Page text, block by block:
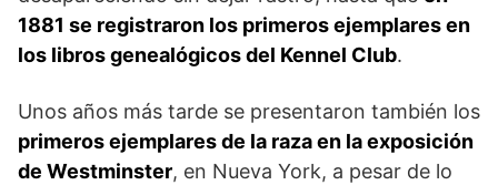
1881 se registraron los primeros ejemplares en
los libros genealógicos del Kennel Club.
Unos años más tarde se presentaron también los
primeros ejemplares de la raza en la exposición
de Westminster, en Nueva York, a pesar de lo